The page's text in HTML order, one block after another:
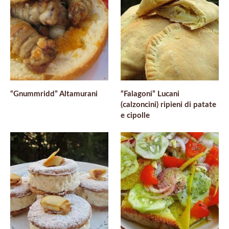
“Gnummridd” Altamurani
“Falagoni” Lucani
(calzoncini) ripieni di patate
e cipolle